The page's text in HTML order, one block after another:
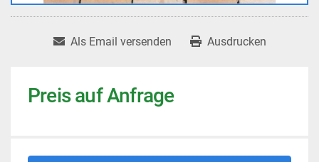
Als Email versenden Ausdrucken
Preis auf Anfrage